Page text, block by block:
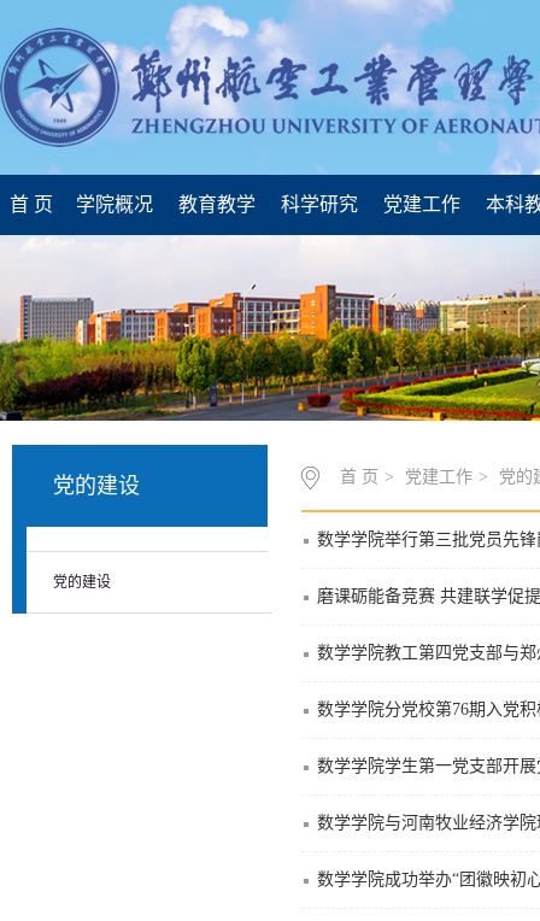
首 页 学院概况 教育教学 科学研究 党建工作 本科
党的建设
党的建设
首 页 > 党建工作 > 党的
数学学院举行第三批党员先
磨课砺能备竞赛 共建联学促
数学学院教工第四党支部与
数学学院分党校第76期入党
数学学院学生第一党支部开
数学学院与河南牧业经济学
数学学院成功举办“团徽映初